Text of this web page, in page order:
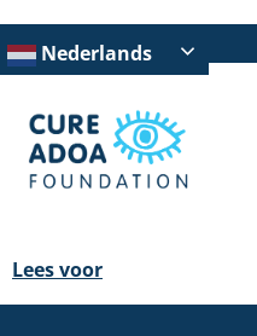
Nederlands
Lees voor